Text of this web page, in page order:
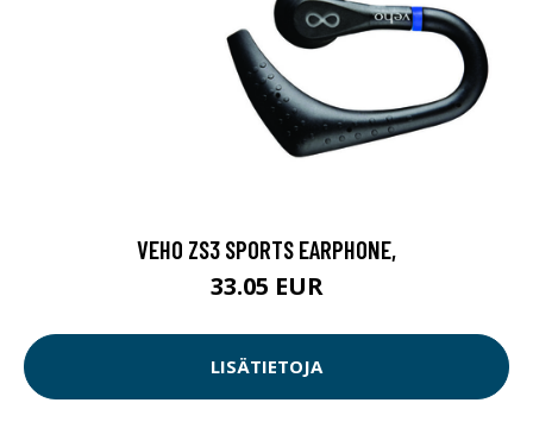
VEHO ZS3 SPORTS EARPHONE,
33.05 EUR
LISÄTIETOJA